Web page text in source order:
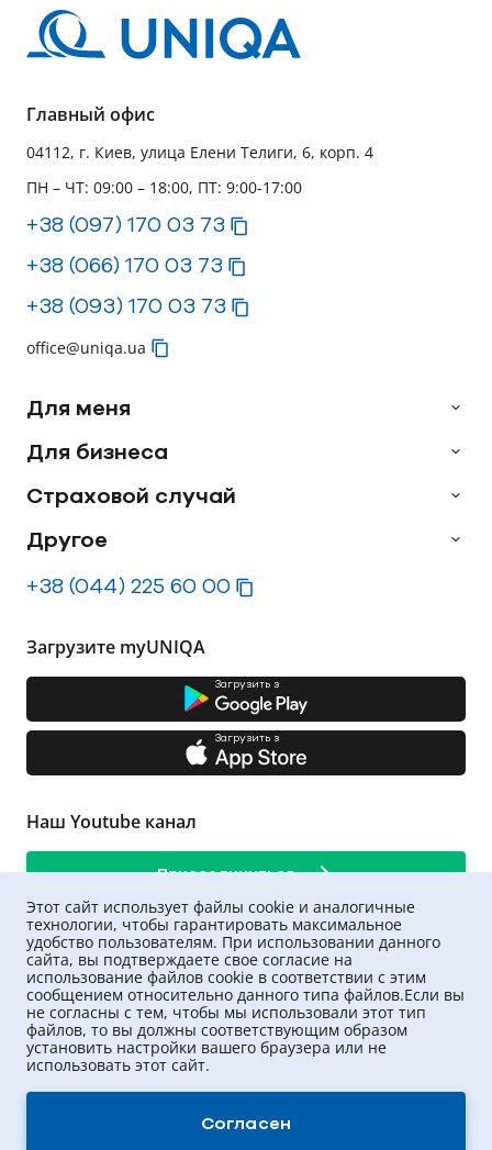
Главный офис
04112, г. Киев, улица Елени Телиги, 6, корп. 4
ПН – ЧТ: 09:00 – 18:00, ПТ: 9:00-17:00
+38 (097) 170 03 73
+38 (066) 170 03 73
+38 (093) 170 03 73
office@uniqa.ua
Для меня
Для бизнеса
Страховой случай
Другое
+38 (044) 225 60 00
Загрузите myUNIQA
Загрузить з
Загрузить з
Наш Youtube канал
Присоединиться
2026.
Этот сайт использует файлы cookie и аналогичные
технологии, чтобы гарантировать максимальное
удобство пользователям. При использовании данного
сайта, вы подтверждаете свое согласие на
использование файлов cookie в соответствии с этим
сообщением относительно данного типа файлов.Если вы
не согласны с тем, чтобы мы использовали этот тип
файлов, то вы должны соответствующим образом
установить настройки вашего браузера или не
использовать этот сайт.
Согласен